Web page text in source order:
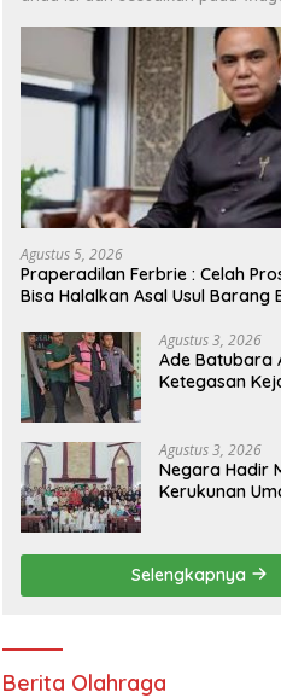
Agustus 5, 2026
Praperadilan Ferbrie : Celah
Bisa Halalkan Asal Usul Barang
Agustus 3, 2026
Ade Batubara
Ketegasan
Status Seluruh
Diduga
Smart Village
Agustus 3, 2026
Negara Hadir
Kerukunan
Penyelesaian
Selengkapnya
Berita Olahraga